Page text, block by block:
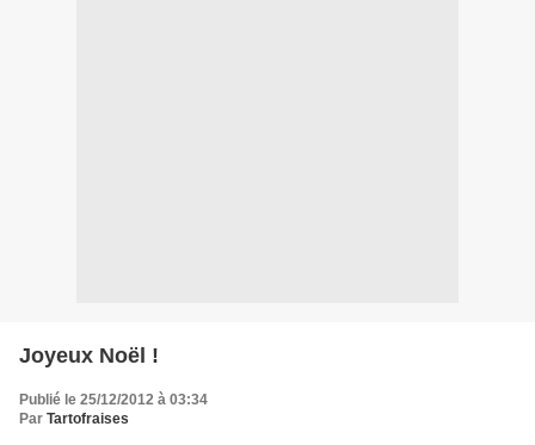
Joyeux Noël !
Publié le 25/12/2012 à 03:34
Par Tartofraises